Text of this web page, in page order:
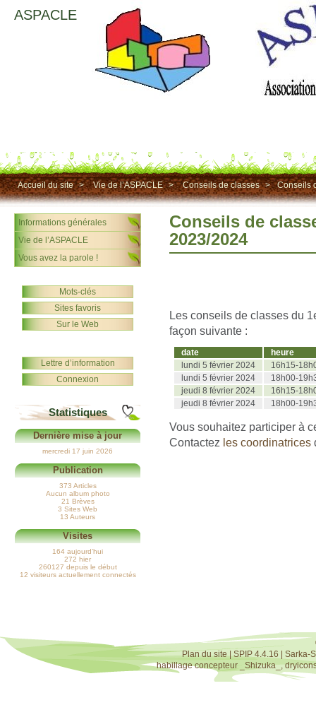
ASPACLE
Accueil du site > Vie de l’ASPACLE > Conseils de classes > Conseils
Conseils de
2023/2024
Les conseils de classes du
façon suivante :
date
heure
lundi 5 février 2024
16h15-
lundi 5 février 2024
18h00-
jeudi 8 février 2024
16h15-
jeudi 8 février 2024
18h00-
Vous souhaitez participer à
Contactez les coordinatrices
Informations générales
Vie de l’ASPACLE
Vous avez la parole !
Mots-clés
Sites favoris
Sur le Web
Lettre d’information
Connexion
Statistiques
Dernière mise à jour
mercredi 17 juin 2026
Publication
373 Articles
Aucun album photo
21 Brèves
3 Sites Web
13 Auteurs
Visites
164 aujourd’hui
272 hier
260127 depuis le début
12 visiteurs actuellement connectés
Plan du site|SPIP 4.4.16
Sarka-
habillage concepteur
_Shizuka_,